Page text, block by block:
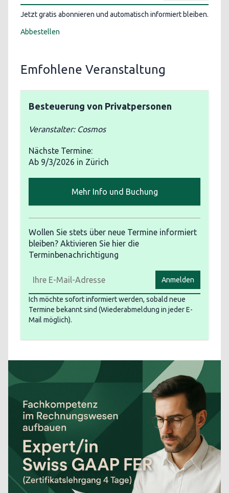
Jetzt gratis abonnieren und automatisch informiert bleiben.
Abbestellen
Emfohlene Veranstaltung
Besteuerung von Privatpersonen
Veranstalter: Cosmos
Nächste Termine:
Ab 9/3/2026 in Zürich
Mehr Info und Buchung
Wollen Sie stets über neue Termine informiert
bleiben? Aktivieren Sie hier die
Terminbenachrichtigung
Anmelden
Ich möchte sofort informiert werden, sobald neue
Termine bekannt sind (Wiederabmeldung in jeder E-
Mail möglich).